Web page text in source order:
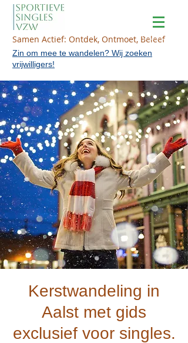
Samen Actief: Ontdek, Ontmoet, Beleef
Zin om mee te wandelen? Wij zoeken
vrijwilligers!
Kerstwandeling in
Aalst met gids
exclusief voor singles.